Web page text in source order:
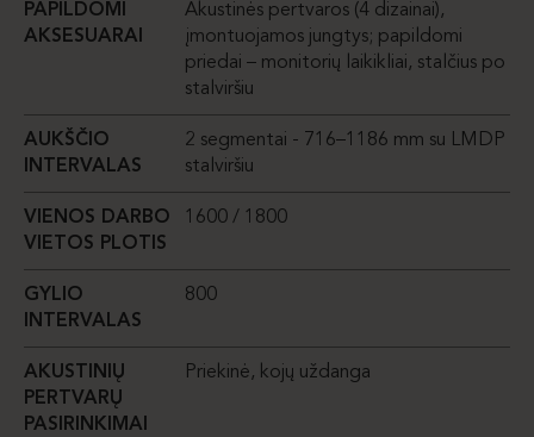
PAPILDOMI
AKSESUARAI
Akustinės pertvaros (4 dizainai),
įmontuojamos jungtys; papildomi
priedai – monitorių laikikliai, stalčius po
stalviršiu
AUKŠČIO
INTERVALAS
2 segmentai - 716–1186 mm su LMDP
stalviršiu
VIENOS DARBO
VIETOS PLOTIS
1600 / 1800
GYLIO
INTERVALAS
800
AKUSTINIŲ
PERTVARŲ
PASIRINKIMAI
Priekinė, kojų uždanga